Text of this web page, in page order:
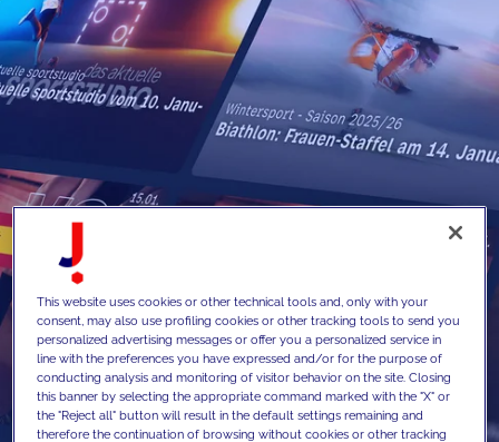
This website uses cookies or other technical tools and, only with your
consent, may also use profiling cookies or other tracking tools to send you
personalized advertising messages or offer you a personalized service in
line with the preferences you have expressed and/or for the purpose of
conducting analysis and monitoring of visitor behavior on the site. Closing
this banner by selecting the appropriate command marked with the "X" or
the "Reject all" button will result in the default settings remaining and
therefore the continuation of browsing without cookies or other tracking